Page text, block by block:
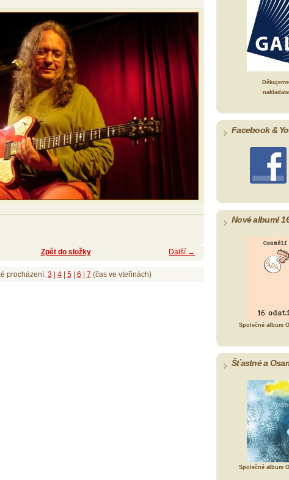
Další →
Zpět do složky
procházení: 3| 4| 5| 6 7 (čas ve vteřinách)
Facebook &
Nové album!
Společné album
Šťastné a
Společné album